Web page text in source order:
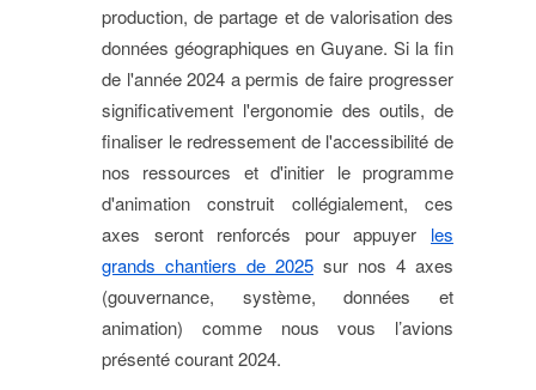
production, de partage et de valorisation des
données géographiques en Guyane. Si la fin
de l'année 2024 a permis de faire progresser
significativement l'ergonomie des outils, de
finaliser le redressement de l'accessibilité de
nos ressources et d'initier le programme
d'animation construit collégialement, ces
axes seront renforcés pour appuyer les
grands chantiers de 2025 sur nos 4 axes
(gouvernance, système, données et
animation) comme nous vous l’avions
présenté courant 2024.